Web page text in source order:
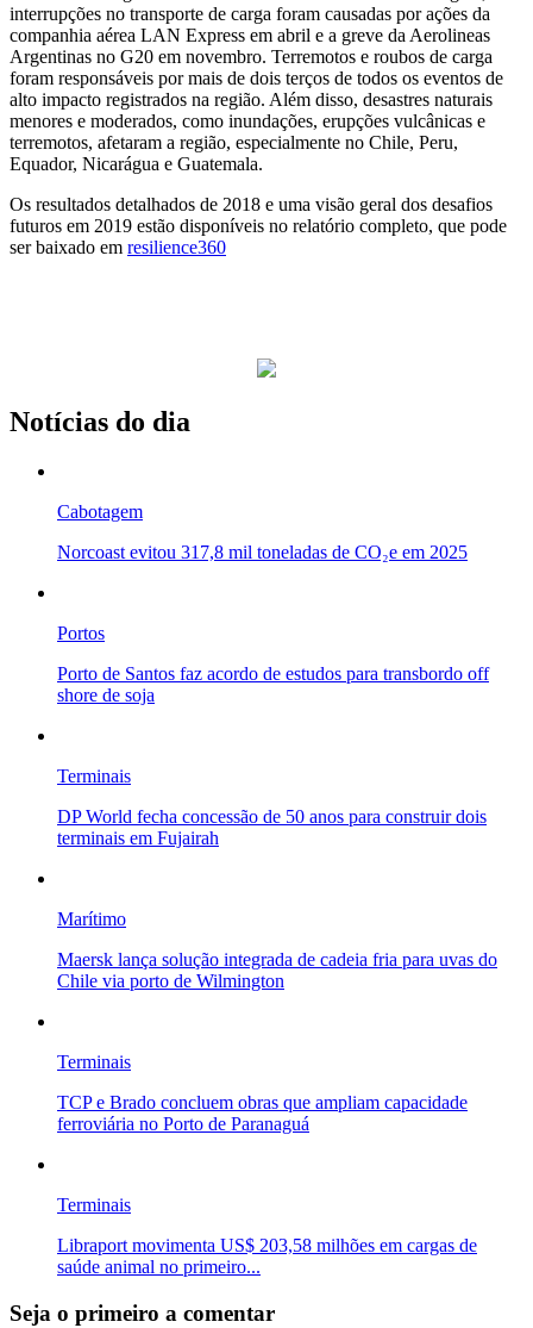
interrupções no transporte de carga foram causadas por ações da
companhia aérea LAN Express em abril e a greve da Aerolineas
Argentinas no G20 em novembro. Terremotos e roubos de carga
foram responsáveis por mais de dois terços de todos os eventos de
alto impacto registrados na região. Além disso, desastres naturais
menores e moderados, como inundações, erupções vulcânicas e
terremotos, afetaram a região, especialmente no Chile, Peru,
Equador, Nicarágua e Guatemala.
Os resultados detalhados de 2018 e uma visão geral dos desafios
futuros em 2019 estão disponíveis no relatório completo, que pode
ser baixado em resilience360
Notícias do dia
Cabotagem
Norcoast evitou 317,8 mil toneladas de CO₂e em 2025
Portos
Porto de Santos faz acordo de estudos para transbordo off
shore de soja
Terminais
DP World fecha concessão de 50 anos para construir dois
terminais em Fujairah
Marítimo
Maersk lança solução integrada de cadeia fria para uvas do
Chile via porto de Wilmington
Terminais
TCP e Brado concluem obras que ampliam capacidade
ferroviária no Porto de Paranaguá
Terminais
Libraport movimenta US$ 203,58 milhões em cargas de
saúde animal no primeiro...
Seja o primeiro a comentar